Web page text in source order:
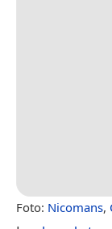
Foto: Nicomans,